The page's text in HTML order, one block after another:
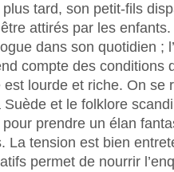
tard, son petit-fils
attirés par les enfants.
dans son quotidien ;
compte des
est lourde et riche. On
et le folklore
pour prendre un élan
La tension est bien
permet de nourrir